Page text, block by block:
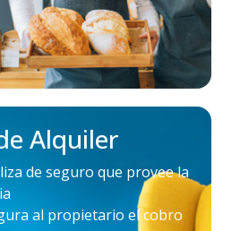
Alquiler
de seguro que provee la
al propietario el cobro